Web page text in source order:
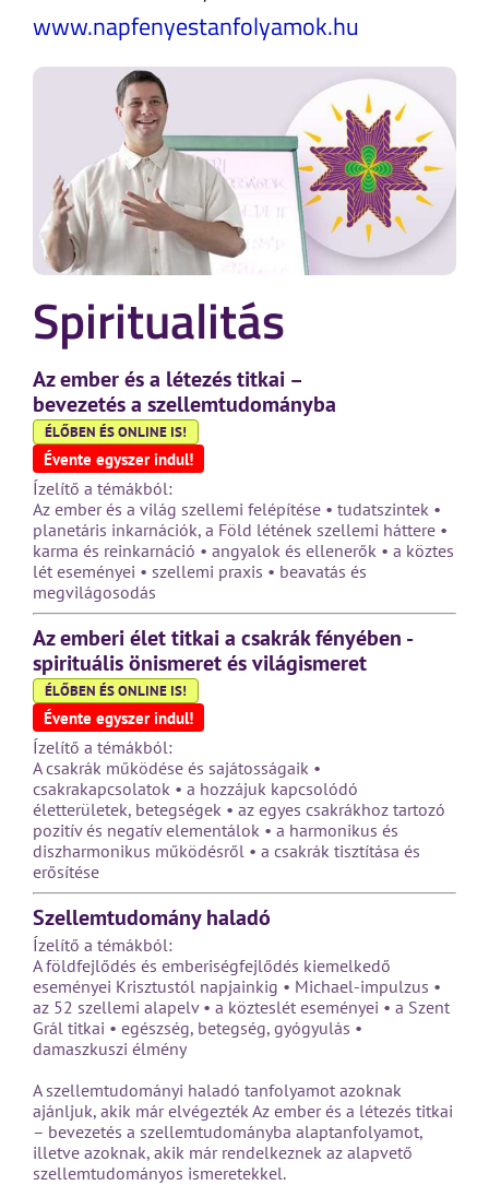
www.napfenyestanfolyamok.hu
Spiritualitás
Az ember és a létezés titkai –
bevezetés a szellemtudományba
ÉLŐBEN ÉS ONLINE IS!
Évente egyszer indul!
Ízelítő a témákból:
Az ember és a világ szellemi felépítése • tudatszintek •
planetáris inkarnációk, a Föld létének szellemi háttere •
karma és reinkarnáció • angyalok és ellenerők • a köztes
lét eseményei • szellemi praxis • beavatás és
megvilágosodás
Az emberi élet titkai a csakrák fényében -
spirituális önismeret és világismeret
ÉLŐBEN ÉS ONLINE IS!
Évente egyszer indul!
Ízelítő a témákból:
A csakrák működése és sajátosságaik •
csakrakapcsolatok • a hozzájuk kapcsolódó
életterületek, betegségek • az egyes csakrákhoz tartozó
pozitív és negatív elementálok • a harmonikus és
diszharmonikus működésről • a csakrák tisztítása és
erősítése
Szellemtudomány haladó
Ízelítő a témákból:
A földfejlődés és emberiségfejlődés kiemelkedő
eseményei Krisztustól napjainkig • Michael-impulzus •
az 52 szellemi alapelv • a közteslét eseményei • a Szent
Grál titkai • egészség, betegség, gyógyulás •
damaszkuszi élmény
A szellemtudományi haladó tanfolyamot azoknak
ajánljuk, akik már elvégezték Az ember és a létezés titkai
– bevezetés a szellemtudományba alaptanfolyamot,
illetve azoknak, akik már rendelkeznek az alapvető
szellemtudományos ismeretekkel.